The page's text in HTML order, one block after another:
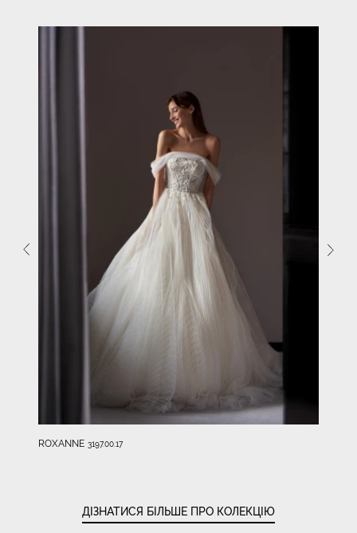
ROXANNE 3197.00.17
ДІЗНАТИСЯ БІЛЬШЕ ПРО КОЛЕКЦІЮ